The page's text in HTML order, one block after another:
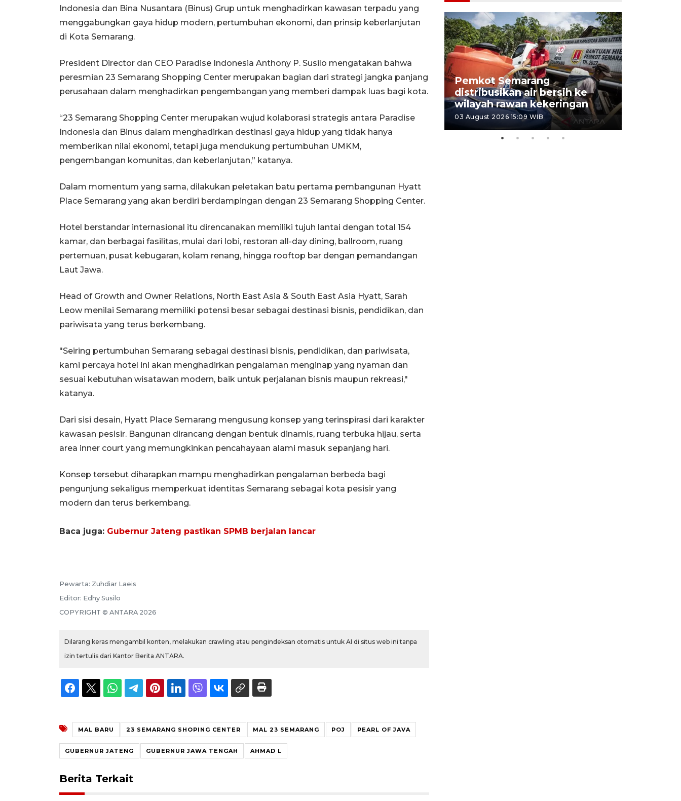
Indonesia dan Bina Nusantara (Binus) Grup untuk menghadirkan kawasan terpadu yang
menggabungkan gaya hidup modern, pertumbuhan ekonomi, dan prinsip keberlanjutan
di Kota Semarang.
President Director dan CEO Paradise Indonesia Anthony P. Susilo mengatakan bahwa
peresmian 23 Semarang Shopping Center merupakan bagian dari strategi jangka panjang
perusahaan dalam menghadirkan pengembangan yang memberi dampak luas bagi kota.
“23 Semarang Shopping Center merupakan wujud kolaborasi strategis antara Paradise
Indonesia dan Binus dalam menghadirkan destinasi gaya hidup yang tidak hanya
memberikan nilai ekonomi, tetapi juga mendukung pertumbuhan UMKM,
pengembangan komunitas, dan keberlanjutan,” katanya.
Dalam momentum yang sama, dilakukan peletakan batu pertama pembangunan Hyatt
Place Semarang yang akan berdiri berdampingan dengan 23 Semarang Shopping Center.
Hotel berstandar internasional itu direncanakan memiliki tujuh lantai dengan total 154
kamar, dan berbagai fasilitas, mulai dari lobi, restoran all-day dining, ballroom, ruang
pertemuan, pusat kebugaran, kolam renang, hingga rooftop bar dengan pemandangan
Laut Jawa.
Head of Growth and Owner Relations, North East Asia & South East Asia Hyatt, Sarah
Leow menilai Semarang memiliki potensi besar sebagai destinasi bisnis, pendidikan, dan
pariwisata yang terus berkembang.
"Seiring pertumbuhan Semarang sebagai destinasi bisnis, pendidikan, dan pariwisata,
kami percaya hotel ini akan menghadirkan pengalaman menginap yang nyaman dan
sesuai kebutuhan wisatawan modern, baik untuk perjalanan bisnis maupun rekreasi,"
katanya.
Dari sisi desain, Hyatt Place Semarang mengusung konsep yang terinspirasi dari karakter
kawasan pesisir. Bangunan dirancang dengan bentuk dinamis, ruang terbuka hijau, serta
area inner court yang memungkinkan pencahayaan alami masuk sepanjang hari.
Konsep tersebut diharapkan mampu menghadirkan pengalaman berbeda bagi
pengunjung sekaligus memperkuat identitas Semarang sebagai kota pesisir yang
modern dan terus berkembang.
Baca juga: Gubernur Jateng pastikan SPMB berjalan lancar
Pewarta: Zuhdiar Laeis
Editor: Edhy Susilo
COPYRIGHT © ANTARA 2026
Dilarang keras mengambil konten, melakukan crawling atau pengindeksan otomatis untuk AI di situs web ini tanpa
izin tertulis dari Kantor Berita ANTARA.
MAL BARU 23 SEMARANG SHOPING CENTER MAL 23 SEMARANG POJ PEARL OF JAVA
GUBERNUR JATENG GUBERNUR JAWA TENGAH AHMAD L
Berita Terkait
Kemarau memuncak, air
Waduk Delingan Karanganyar
27 July 2026 20:07 WIB
Pemkot Semarang
distribusikan air bersih ke
wilayah rawan kekeringan
03 August 2026 15:09 WIB